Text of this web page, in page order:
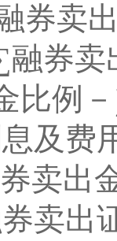
券卖
券
比例
及费
卖出
卖出